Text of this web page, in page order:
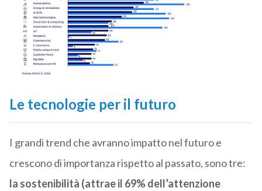
Le tecnologie per il futuro
I grandi trend che avranno impatto nel futuro e
crescono di importanza rispetto al passato, sono tre:
la sostenibilità (attrae il 69% dell’attenzione